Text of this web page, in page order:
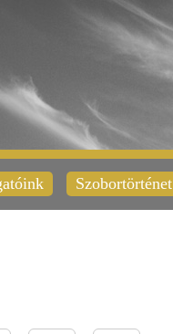
Szobortörténet